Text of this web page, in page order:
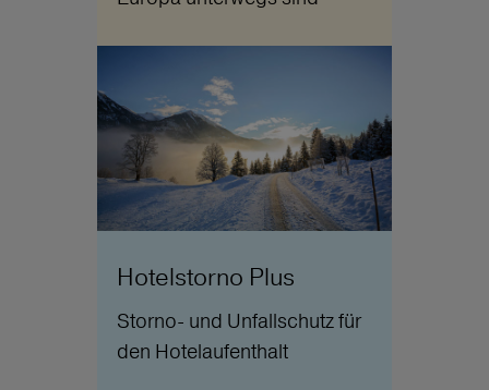
Hotelstorno Plus
Storno- und Unfallschutz für
den Hotelaufenthalt